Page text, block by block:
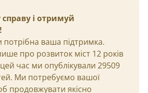
і отримуй
потрібна ваша підтримка.
про розвиток міст 12 років
час ми опублікували 29509
Ми потребуємо вашої
продовжувати якісно